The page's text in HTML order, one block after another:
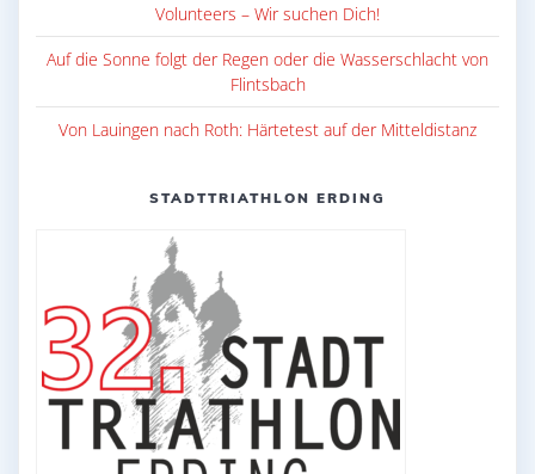
Volunteers – Wir suchen Dich!
Auf die Sonne folgt der Regen oder die Wasserschlacht von
Flintsbach
Von Lauingen nach Roth: Härtetest auf der Mitteldistanz
STADTTRIATHLON ERDING